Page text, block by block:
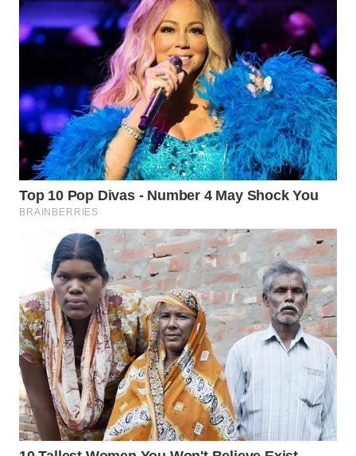
WN
SAMOSIR
WN
PADANG
LAWAS
WN
SUMEDANG
WN
CIANJUR
WN
KEPULAUAN
SERIBU
WN
TANGERANG
WN
BINJAI